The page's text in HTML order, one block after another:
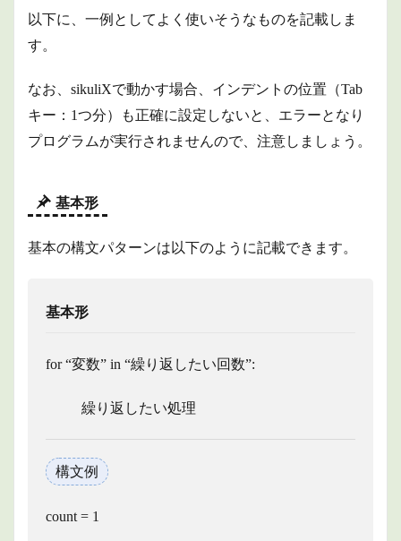
1.2
1.3
文
1.4
1.5
ト
文の
構文
基本
以下に、一例としてよく使いそうなものを記載しま
す。
なお、sikuliXで動かす場合、インデントの位置（Tab
キー：1つ分）も正確に設定しないと、エラーとなり
プログラムが実行されませんので、注意しましょう。
基本形
基本の構文パターンは以下のように記載できます。
基本形
for “変数” in “繰り返したい回数”:
繰り返したい処理
構文例
count = 1